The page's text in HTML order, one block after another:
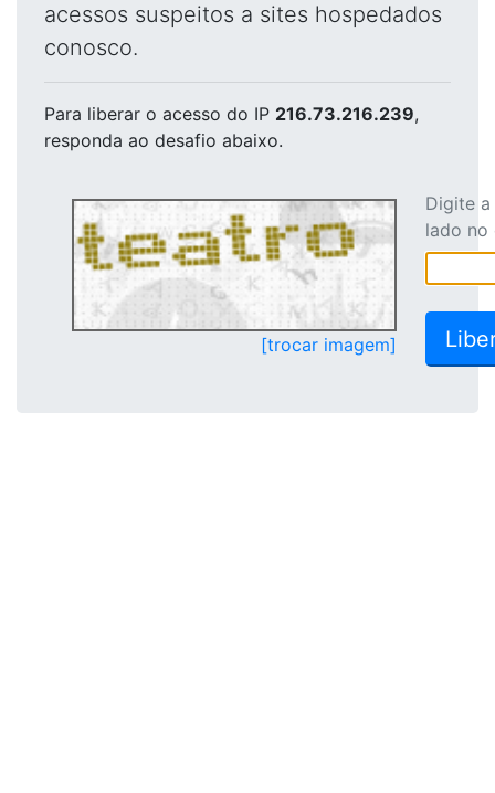
acessos suspeitos a sites hospedados
conosco.
Para liberar o acesso do IP 216.73.216.239,
responda ao desafio abaixo.
[trocar imagem]
Digite
lado no